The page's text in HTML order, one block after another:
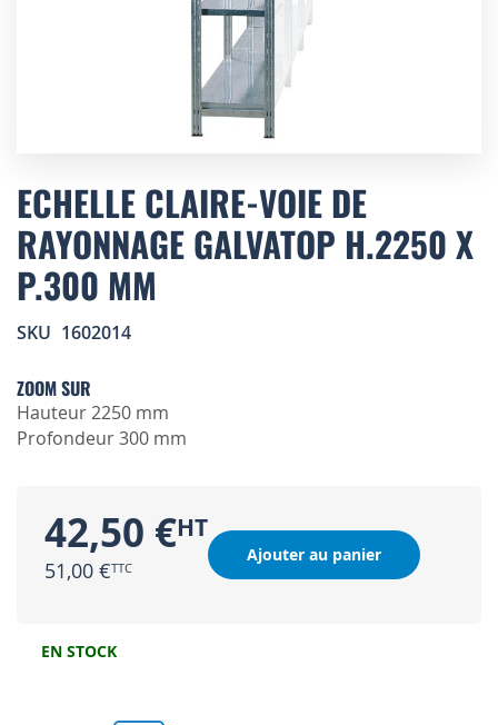
to
the
beginning
of
the
images
ECHELLE CLAIRE-VOIE DE
RAYONNAGE GALVATOP H.2250 X
P.300 MM
SKU 1602014
ZOOM SUR
Hauteur 2250 mm
Profondeur 300 mm
42,50 €
51,00 €
Ajouter au panier
EN STOCK